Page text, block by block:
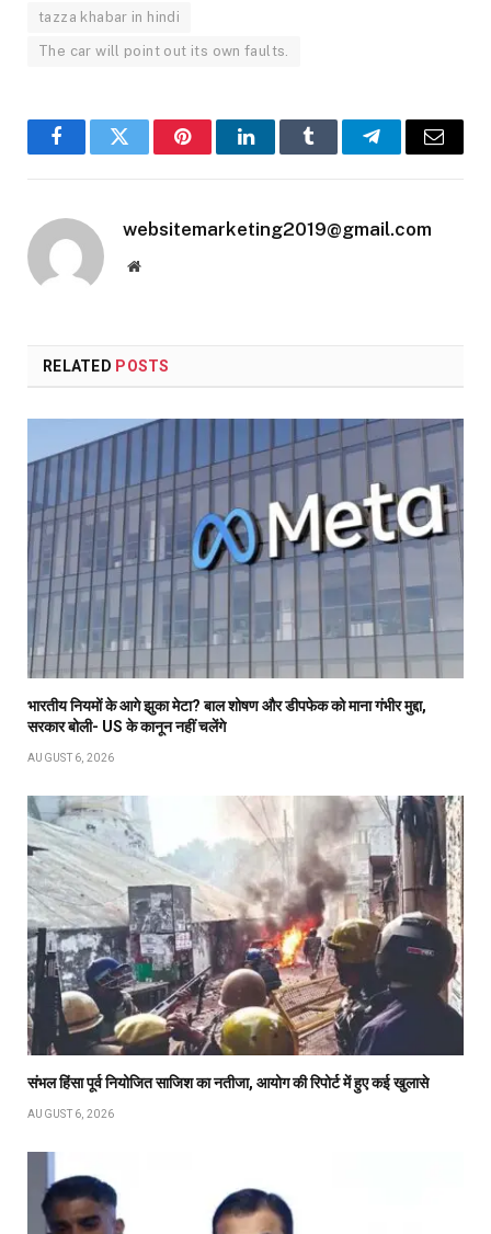
tazza khabar in hindi
The car will point out its own faults.
FacebookTwitter PinterestLinkedInTumblr TelegramEmail
websitemarketing2019@gmail.com
Website
RELATED POSTS
भारतीय नियमों के आगे झुका मेटा? बाल शोषण और डीपफेक को माना गंभीर मुद्दा,
सरकार बोली- US के कानून नहीं चलेंगे
AUGUST 6, 2026
संभल हिंसा पूर्व नियोजित साजिश का नतीजा, आयोग की रिपोर्ट में हुए कई खुलासे
AUGUST 6, 2026